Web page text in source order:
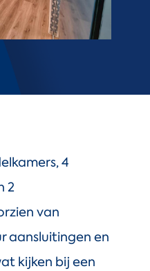
4
2
van
aansluitingen en
kijken bij een